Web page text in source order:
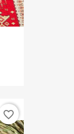
favorite_border